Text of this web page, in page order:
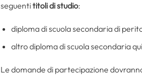
seguentititoli di studio:
diploma di scuola secondaria di
altro diploma di scuola secondaria
Le domande di partecipazione